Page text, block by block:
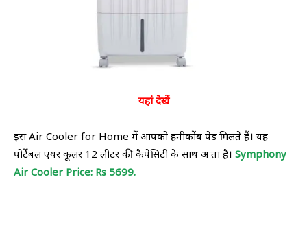
यहां देखें
इस Air Cooler for Home में आपको हनीकोंब पेड मिलते हैं। यह
पोर्टेबल एयर कूलर 12 लीटर की कैपेसिटी के साथ आता है। Symphony
Air Cooler Price: Rs 5699.